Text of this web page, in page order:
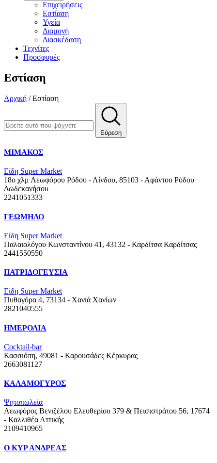
Επιχειρήσεις
Εστίαση
Υγεία
Διαμονή
Διασκέδαση
Τεχνίτες
Προσφορές
Εστίαση
Αρχική / Εστίαση
Εύρεση
ΜΙΜΑΚΟΣ
Είδη Super Market
18ο χλμ Λεωφόρου Ρόδου - Λίνδου, 85103 - Αφάντου Ρόδου
Δωδεκανήσου
2241051333
ΓΕΩΜΗΛΟ
Είδη Super Market
Παλαιολόγου Κωνσταντίνου 41, 43132 - Καρδίτσα Καρδίτσας
2441550550
ΠΑΤΡΙΔΟΓΕΥΣΙΑ
Είδη Super Market
Πυθαγόρα 4, 73134 - Χανιά Χανίων
2821040555
ΗΜΕΡΟΛΙΑ
Cocktail-bar
Κασσιόπη, 49081 - Καρουσάδες Κέρκυρας
2663081127
ΚΑΛΑΜΟΓΥΡΟΣ
Ψητοπωλεία
Λεωφόρος Βενιζέλου Ελευθερίου 379 & Πεισιστράτου 56, 17674
- ΚαλλιθέαΑττικής
2109410965
Ο ΚΥΡ ΑΝΔΡΕΑΣ